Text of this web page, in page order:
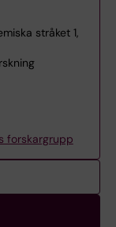
stråket 1,
forskargrupp